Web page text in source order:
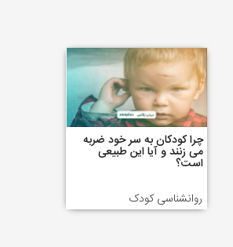
چرا کودکان به سر خود ضربه
می زنند و آیا این طبیعی
است؟
روانشناسی کودک